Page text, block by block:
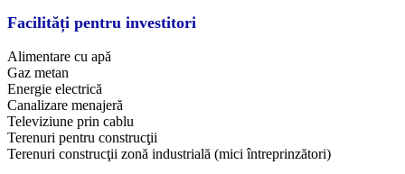
Facilități pentru investitori
Alimentare cu apă
Gaz metan
Energie electrică
Canalizare menajeră
Televiziune prin cablu
Terenuri pentru construcţii
Terenuri construcţii zonă industrială (mici întreprinzători)